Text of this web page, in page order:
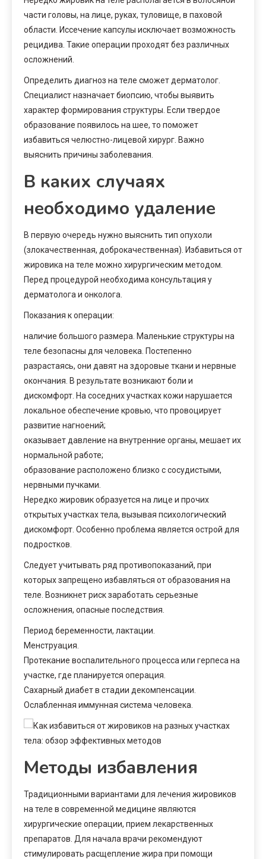
части головы, на лице, руках, туловище, в паховой
области. Иссечение капсулы исключает возможность
рецидива. Такие операции проходят без различных
осложнений.
Определить диагноз на теле сможет дерматолог.
Специалист назначает биопсию, чтобы выявить
характер формирования структуры. Если твердое
образование появилось на шее, то поможет
избавиться челюстно-лицевой хирург. Важно
выяснить причины заболевания.
В каких случаях
необходимо удаление
В первую очередь нужно выяснить тип опухоли
(злокачественная, доброкачественная). Избавиться от
жировика на теле можно хирургическим методом.
Перед процедурой необходима консультация у
дерматолога и онколога.
Показания к операции:
наличие большого размера. Маленькие структуры на
теле безопасны для человека. Постепенно
разрастаясь, они давят на здоровые ткани и нервные
окончания. В результате возникают боли и
дискомфорт. На соседних участках кожи нарушается
локальное обеспечение кровью, что провоцирует
развитие нагноений;
оказывает давление на внутренние органы, мешает их
нормальной работе;
образование расположено близко с сосудистыми,
нервными пучками.
Нередко жировик образуется на лице и прочих
открытых участках тела, вызывая психологический
дискомфорт. Особенно проблема является острой для
подростков.
Следует учитывать ряд противопоказаний, при
которых запрещено избавляться от образования на
теле. Возникнет риск заработать серьезные
осложнения, опасные последствия.
Период беременности, лактации.
Менструация.
Протекание воспалительного процесса или герпеса на
участке, где планируется операция.
Сахарный диабет в стадии декомпенсации.
Ослабленная иммунная система человека.
Методы избавления
Традиционными вариантами для лечения жировиков
на теле в современной медицине являются
хирургические операции, прием лекарственных
препаратов. Для начала врачи рекомендуют
стимулировать расщепление жира при помощи